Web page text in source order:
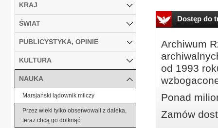
Dostęp do
Archiwum
od 1993
Ponad
Zamów
KRAJ
ŚWIAT
PUBLICYSTYKA, OPINIE
KULTURA
NAUKA
Marsjański lądownik milczy
Przez wieki tylko obserwowali z daleka,
teraz chcą go dotknąć